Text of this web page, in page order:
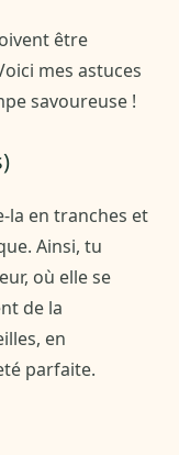
être
mes astuces
savoureuse !
la en tranches et
Ainsi, tu
où elle se
de la
en
parfaite.